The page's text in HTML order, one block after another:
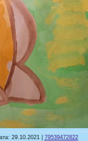
29.10.2021 | 79539472822